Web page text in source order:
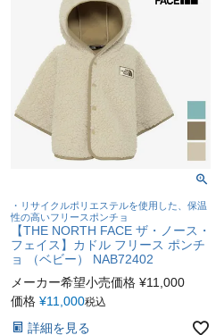
・リサイクルポリエステルを使用した、保温
性の高いフリースポンチョ
【THE NORTH FACE ザ・ノース・
フェイス】カドル フリース ポンチ
ョ （ベビー） NAB72402
メーカー希望小売価格 ¥11,000
価格 ¥11,000税込
詳細を見る